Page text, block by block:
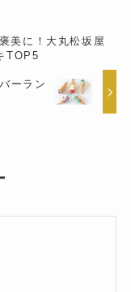
美に！大丸松坂屋
TOP5
ーラン